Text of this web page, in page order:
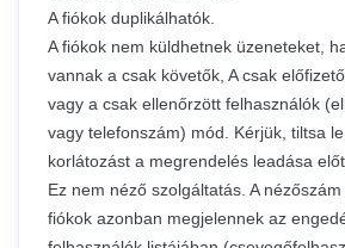
A fiókok duplikálhatók.
A fiókok nem küldhetnek üzeneteket,
vannak a csak követők, A csak
vagy a csak ellenőrzött felhasználók
vagy telefonszám) mód. Kérjük, tiltsa
korlátozást a megrendelés leadása
Ez nem néző szolgáltatás. A
fiókok azonban megjelennek az